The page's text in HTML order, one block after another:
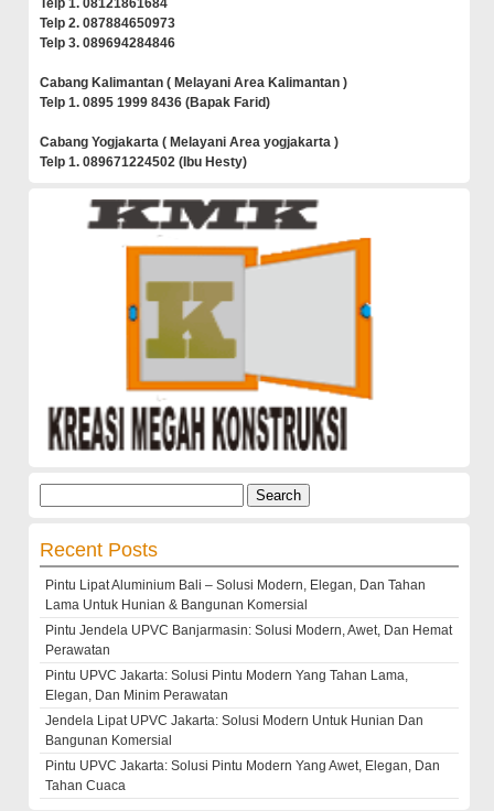
Telp 1. 08121861684
Telp 2. 087884650973
Telp 3. 089694284846
Cabang Kalimantan ( Melayani Area Kalimantan )
Telp 1. 0895 1999 8436 (Bapak Farid)
Cabang Yogjakarta ( Melayani Area yogjakarta )
Telp 1. 089671224502 (Ibu Hesty)
Recent Posts
Pintu Lipat Aluminium Bali – Solusi Modern, Elegan, Dan Tahan
Lama Untuk Hunian & Bangunan Komersial
Pintu Jendela UPVC Banjarmasin: Solusi Modern, Awet, Dan Hemat
Perawatan
Pintu UPVC Jakarta: Solusi Pintu Modern Yang Tahan Lama,
Elegan, Dan Minim Perawatan
Jendela Lipat UPVC Jakarta: Solusi Modern Untuk Hunian Dan
Bangunan Komersial
Pintu UPVC Jakarta: Solusi Pintu Modern Yang Awet, Elegan, Dan
Tahan Cuaca